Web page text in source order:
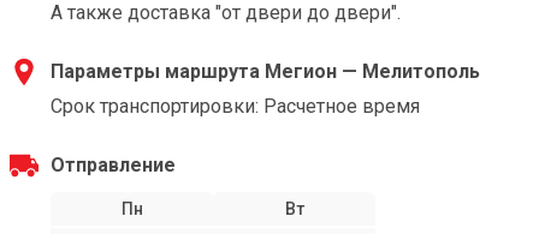
А также доставка "от двери до двери".
Параметры маршрута Мегион — Мелитополь
Срок транспортировки: Расчетное время
Отправление
Пн
Вт